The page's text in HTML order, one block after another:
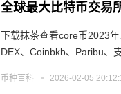
全球最大比特币交易
下载抹茶查看core币2023
DEX、Coinbkb、Paribu、
币种百科 2026-02-05